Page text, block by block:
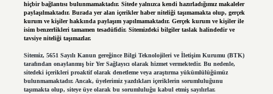
hiçbir bağlantısı bulunmamaktadır. Sitede yalnızca kendi hazırladığımız makaleler
paylaşılmaktadır. Burada yer alan içerikler haber niteliği taşımamakta olup, gerçek
kurum ve kişiler hakkında paylaşım yapılmamaktadır. Gerçek kurum ve kişiler ile
isim benzerlikleri tamamen tesadüfidir. Sitemizdeki bilgiler taslak halindedir ve
tavsiye niteliği taşımazlar.
Sitemiz, 5651 Sayılı Kanun gereğince Bilgi Teknolojileri ve İletişim Kurumu (BTK)
tarafından onaylanmış bir Yer Sağlayıcı olarak hizmet vermektedir. Bu nedenle,
sitedeki içerikleri proaktif olarak denetleme veya araştırma yükümlülüğümüz
bulunmamaktadır. Ancak, üyelerimiz yazdıkları içeriklerin sorumluluğunu
taşımakta olup, siteye üye olarak bu sorumluluğu kabul etmiş sayılırlar.